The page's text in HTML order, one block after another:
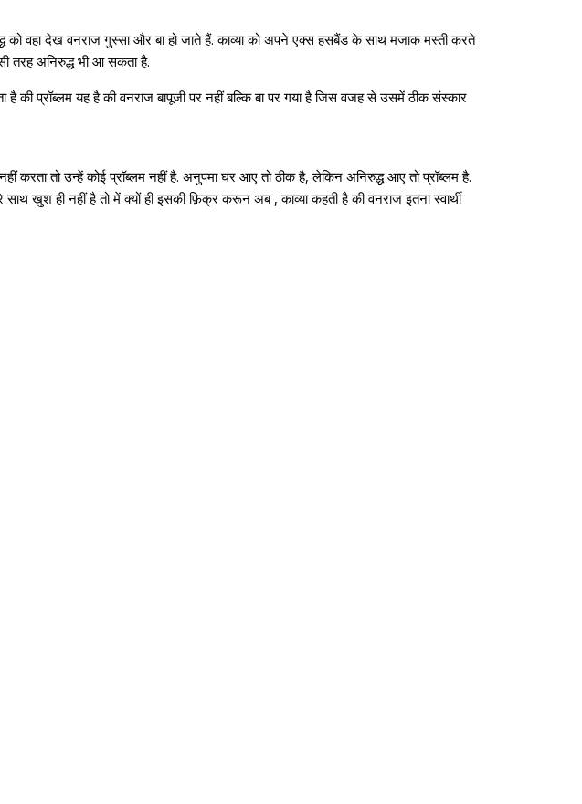
वहा देख वनराज गुस्सा और बा हो जाते हैं. काव्या को अपने एक्स हसबैंड के साथ मजाक मस्ती करते
तरह अनिरुद्ध भी आ सकता है.
की प्रॉब्लम यह है की वनराज बापूजी पर नहीं बल्कि बा पर गया है जिस वजह से उसमें ठीक संस्कार
करता तो उन्हें कोई प्रॉब्लम नहीं है. अनुपमा घर आए तो ठीक है, लेकिन अनिरुद्ध आए तो प्रॉब्लम है.
खुश ही नहीं है तो में क्यों ही इसकी फ़िक्र करून अब , काव्या कहती है की वनराज इतना स्वार्थी